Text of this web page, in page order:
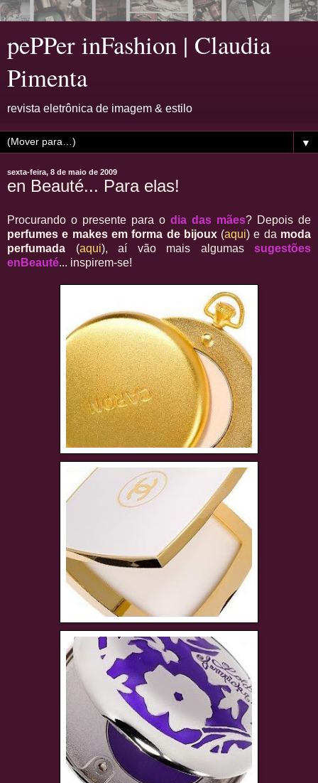
pePPer inFashion | Claudia
Pimenta
revista eletrônica de imagem & estilo
▼
sexta-feira, 8 de maio de 2009
en Beauté... Para elas!
Procurando o presente para o dia das mães? Depois de
perfumes e makes em forma de bijoux(aqui) e da moda
perfumada (aqui), aí vão mais algumas sugestões
enBeauté... inspirem-se!